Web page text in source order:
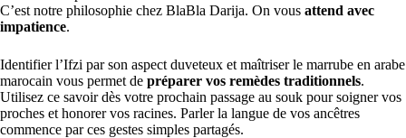
C’est notre philosophie chez BlaBla Darija. On vous attend avec
impatience.
Identifier l’Ifzi par son aspect duveteux et maîtriser le marrube en arabe
marocain vous permet de préparer vos remèdes traditionnels.
Utilisez ce savoir dès votre prochain passage au souk pour soigner vos
proches et honorer vos racines. Parler la langue de vos ancêtres
commence par ces gestes simples partagés.